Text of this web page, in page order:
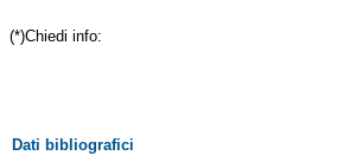
(*)Chiedi info:
Dati bibliografici